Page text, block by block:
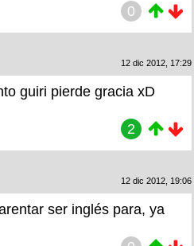
0
12 dic 2012, 17:29
guiri pierde gracia xD
2
12 dic 2012, 19:06
ser inglés para, ya